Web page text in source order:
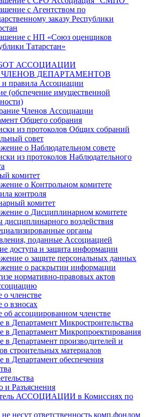
с Агентством по
заказу Республики
с НП «Союз оценщиков
Татарстан»
АССОЦИАЦИИ
ЧЛЕНОВ ДЕПАРТАМЕНТОВ
правила Ассоциации
(обспечение имущественной
Членов Ассоциации
Общего собрания
из протоколов Общих собраний
совет
о Наблюдательном совете
из протоколов Наблюдательного
комитет
о Контрольном комитете
контроля
комитет
о Дисциплинарном комитете
воздействия
органы
поданные Ассоциацией
доступа и защита информации
о защите персональных данных
о раскрытии информации
нормативно-правовых актов
членстве
взносах
ассоциированном членстве
в Департамент Микростроительства
в Департамент Микропроектирования
в Департамент производителей и
строительных материалов
в Департамент обеспечения
и Разъяснения
АССОЦИАЦИИ в Комиссиях по
несут ответственность комп.фондом